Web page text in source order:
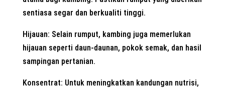
sentiasa segar dan berkualiti tinggi.
Hijauan: Selain rumput, kambing juga memerlukan
hijauan seperti daun-daunan, pokok semak, dan hasil
sampingan pertanian.
Konsentrat: Untuk meningkatkan kandungan nutrisi,